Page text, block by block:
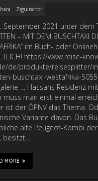
Ziguinchor
September 2021 unter dem
– MIT DEM BUSCHTAXI
im Buch- oder
https://www.reise-
de/produkte/reisesplitter/
buschtaxi-westafrika-
… Hassans Residenz
muss man erst einmal
ist der ÖPNV das Thema.
Variante davon. Das
alte Peugeot-Kombi
besitzt…
MORE